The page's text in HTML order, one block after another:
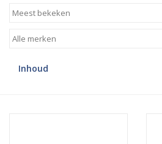
Praktijkinrichting
Inhoud